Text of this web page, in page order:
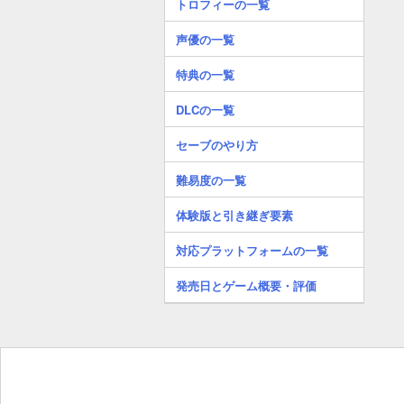
トロフィーの一覧
声優の一覧
特典の一覧
DLCの一覧
セーブのやり方
難易度の一覧
体験版と引き継ぎ要素
対応プラットフォームの一覧
発売日とゲーム概要・評価